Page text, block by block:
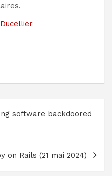
software backdoored
on Rails (21 mai 2024)